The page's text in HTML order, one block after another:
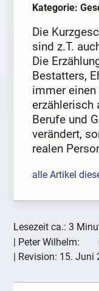
Kategorie:
Die
sind z.T.
Die
Bestatters,
immer einen
erzählerisch
Berufe und
verändert,
realen
alle Artikel
Lesezeit ca.: 3
| Peter Wilhelm:
| Revision: 15. Juni